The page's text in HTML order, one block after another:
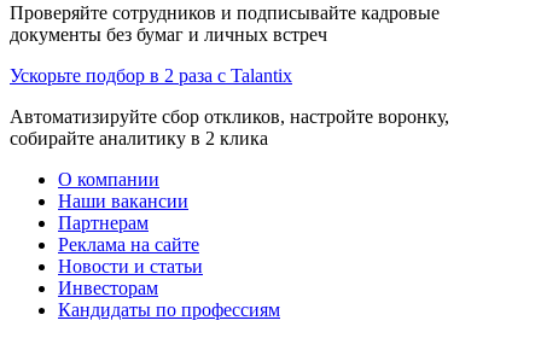
Проверяйте сотрудников и подписывайте кадровые
документы без бумаг и личных встреч
Ускорьте подбор в 2 раза с Talantix
Автоматизируйте сбор откликов, настройте воронку,
собирайте аналитику в 2 клика
О компании
Наши вакансии
Партнерам
Реклама на сайте
Новости и статьи
Инвесторам
Кандидаты по профессиям